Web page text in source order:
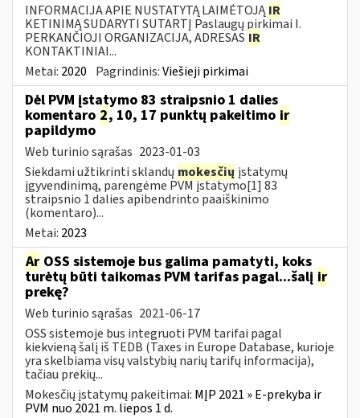
INFORMACIJA APIE NUSTATYTĄ LAIMĖTOJĄIR
KETINIMĄ SUDARYTI SUTARTĮ Paslaugų pirkimai I.
PERKANČIOJI ORGANIZACIJA, ADRESAS IR
KONTAKTINIAI...
Metai: 2020 Pagrindinis:Viešieji pirkimai
Dėl PVM įstatymo 83 straipsnio 1 dalies
komentaro 2, 10, 17 punktų pakeitimo ir
papildymo
Web turinio sąrašas 2023-01-03
Siekdami užtikrinti sklandų mokesčių įstatymų
įgyvendinimą, parengėme PVM įstatymo[1] 83
straipsnio 1 dalies apibendrinto paaiškinimo
(komentaro)...
Metai: 2023
Ar OSS sistemoje bus galima pamatyti, koks
turėtų būti taikomas PVM tarifas pagal...šalį ir
prekę?
Web turinio sąrašas 2021-06-17
OSS sistemoje bus integruoti PVM tarifai pagal
kiekvieną šalį iš TEDB (Taxes in Europe Database, kurioje
yra skelbiama visų valstybių narių tarifų informacija),
tačiau prekių...
Mokesčių įstatymų pakeitimai: MĮP 2021 » E-prekyba ir
PVM nuo 2021 m. liepos 1 d.